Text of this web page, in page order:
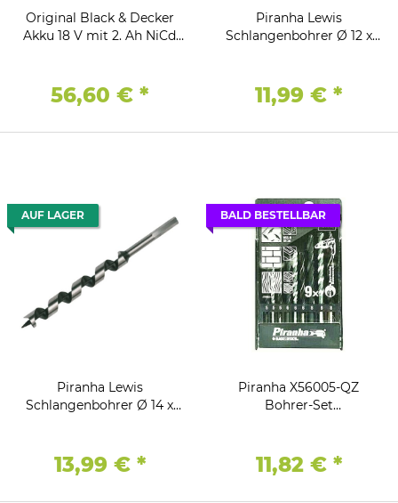
Original Black & Decker
Akku 18 V mit 2. Ah NiCd
56,60 € *
Piranha Lewis
Schlangenbohrer Ø 12 x
11,99 € *
AUF LAGER
Piranha Lewis
Schlangenbohrer Ø 14 x
13,99 € *
BALD BESTELLBAR
Piranha X56005-QZ
Bohrer-Set
11,82 € *